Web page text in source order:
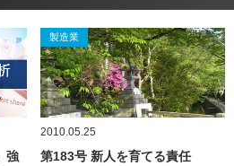
強
製造業
2010.05.25
第183号 新人を育てる責任